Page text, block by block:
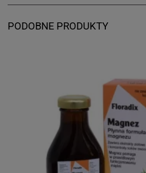
PODOBNE PRODUKTY